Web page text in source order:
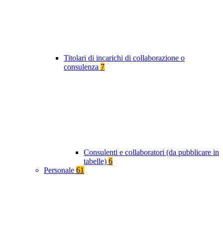
Titolari di incarichi di collaborazione o
consulenza 7
Consulenti e collaboratori (da pubblicare in
tabelle) 6
Personale 61